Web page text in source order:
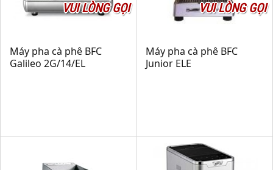
VUI LÒNG GỌI
Máy pha cà phê BFC
Galileo 2G/14/EL
VUI LÒNG GỌI
Máy pha cà phê BFC
Junior ELE